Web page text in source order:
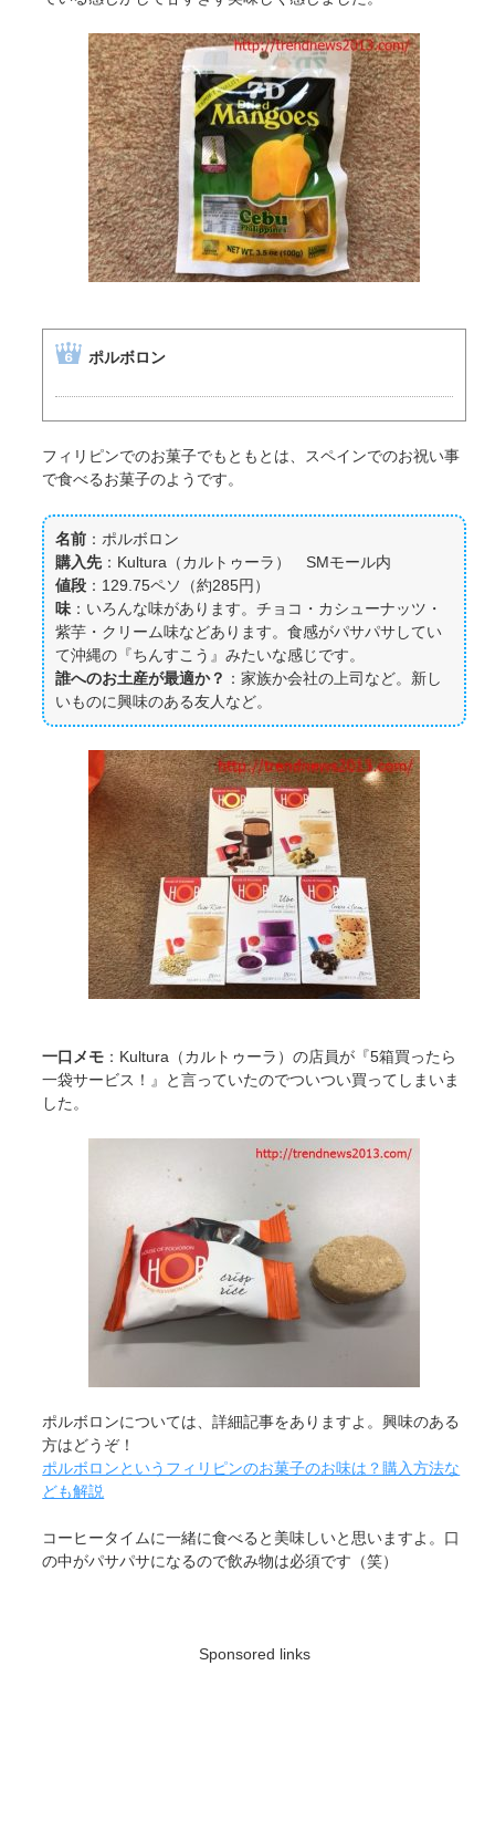
ポルボロン
フィリピンでのお菓子でもともとは、スペインでのお祝い事
で食べるお菓子のようです。
名前 ：ポルボロン
購入先 ：Kultura（カルトゥーラ） SMモール内
値段 ：129.75ペソ（約285円）
味 ：いろんな味があります。チョコ・カシューナッツ・
紫芋・クリーム味などあります。食感がパサパサしてい
て沖縄の『ちんすこう』みたいな感じです。
誰へのお土産が最適か？ ：家族か会社の上司など。新し
いものに興味のある友人など。
一口メモ ：Kultura（カルトゥーラ）の店員が『5箱買ったら
一袋サービス！』と言っていたのでついつい買ってしまいま
した。
ポルボロンについては、詳細記事をありますよ。興味のある
方はどうぞ！
ポルボロンというフィリピンのお菓子のお味は？購入方法な
ども解説
コーヒータイムに一緒に食べると美味しいと思いますよ。口
の中がパサパサになるので飲み物は必須です（笑）
Sponsored links